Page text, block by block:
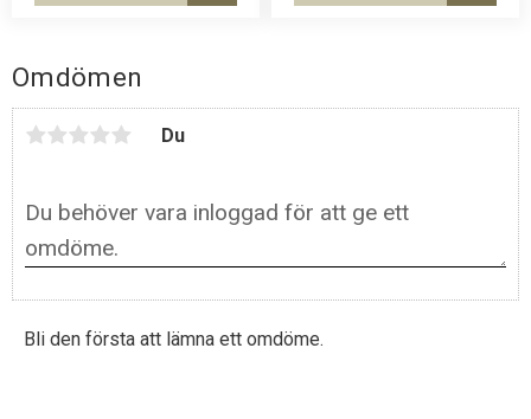
Omdömen
Du
Bli den första att lämna ett omdöme.